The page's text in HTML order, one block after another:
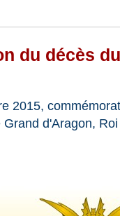
du décès
2015,
d'Aragon,